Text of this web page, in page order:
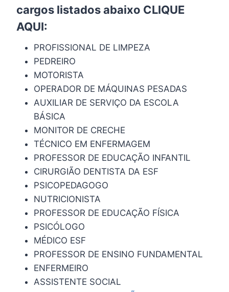
cargos listados abaixo CLIQUE
AQUI:
PROFISSIONAL DE LIMPEZA
PEDREIRO
MOTORISTA
OPERADOR DE MÁQUINAS PESADAS
AUXILIAR DE SERVIÇO DA ESCOLA
BÁSICA
MONITOR DE CRECHE
TÉCNICO EM ENFERMAGEM
PROFESSOR DE EDUCAÇÃO INFANTIL
CIRURGIÃO DENTISTA DA ESF
PSICOPEDAGOGO
NUTRICIONISTA
PROFESSOR DE EDUCAÇÃO FÍSICA
PSICÓLOGO
MÉDICO ESF
PROFESSOR DE ENSINO FUNDAMENTAL
ENFERMEIRO
ASSISTENTE SOCIAL